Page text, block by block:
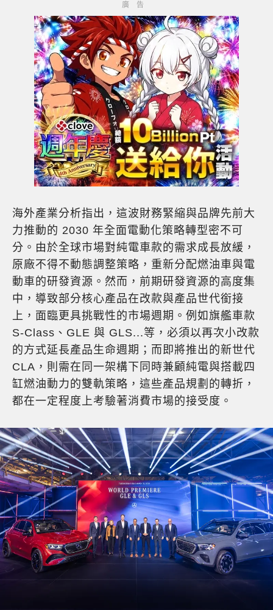
海外產業分析指出，這波財務緊縮與品牌先前大
力推動的 2030 年全面電動化策略轉型密不可
分。由於全球市場對純電車款的需求成長放緩，
原廠不得不動態調整策略，重新分配燃油車與電
動車的研發資源。然而，前期研發資源的高度集
中，導致部分核心產品在改款與產品世代銜接
上，面臨更具挑戰性的市場週期。例如旗艦車款
S-Class、GLE 與 GLS...等，必須以再次小改款
的方式延長產品生命週期；而即將推出的新世代
CLA，則需在同一架構下同時兼顧純電與搭載四
缸燃油動力的雙軌策略，這些產品規劃的轉折，
都在一定程度上考驗著消費市場的接受度。